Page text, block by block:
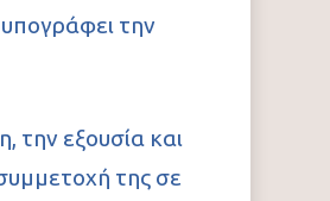
την
την εξουσία και
της σε